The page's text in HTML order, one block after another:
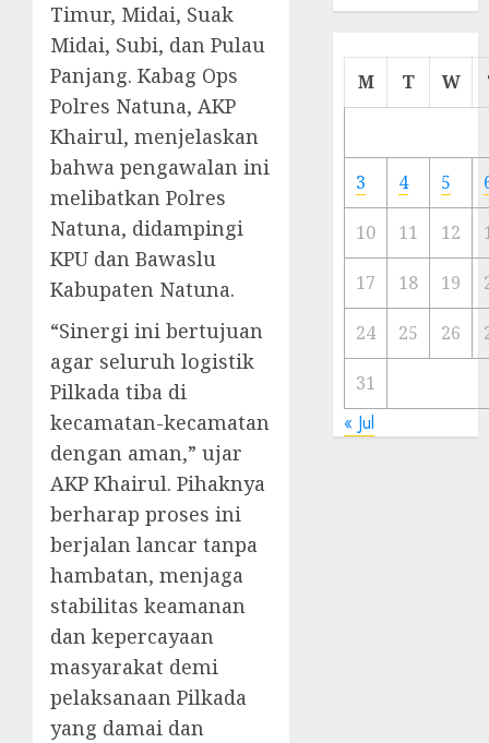
Timur, Midai, Suak
Midai, Subi, dan Pulau
Panjang. Kabag Ops
Polres Natuna, AKP
Khairul, menjelaskan
bahwa pengawalan ini
melibatkan Polres
Natuna, didampingi
KPU dan Bawaslu
Kabupaten Natuna.
“Sinergi ini bertujuan
agar seluruh logistik
Pilkada tiba di
kecamatan-kecamatan
dengan aman,” ujar
AKP Khairul. Pihaknya
berharap proses ini
berjalan lancar tanpa
hambatan, menjaga
stabilitas keamanan
dan kepercayaan
masyarakat demi
pelaksanaan Pilkada
yang damai dan
Cermin
Ibu
Kota
23/11/
M T W
3 4 5
10 11 12
17 18 19
24 25 26
31
« Jul